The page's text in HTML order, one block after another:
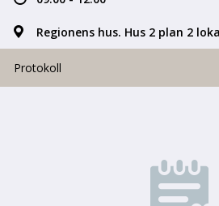
Regionens hus. Hus 2 plan 2
Protokoll